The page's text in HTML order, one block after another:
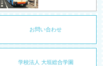
お問い合わせ
学校法人 大垣総合学園